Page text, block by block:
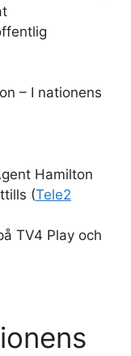
– I nationens
Hamilton
(Tele2
TV4 Play och